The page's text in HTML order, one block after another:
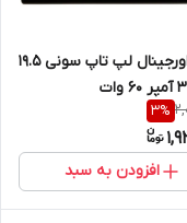
شارژر اورجینال لپ تاپ سونی 19.5
3%
افزودن به سبد